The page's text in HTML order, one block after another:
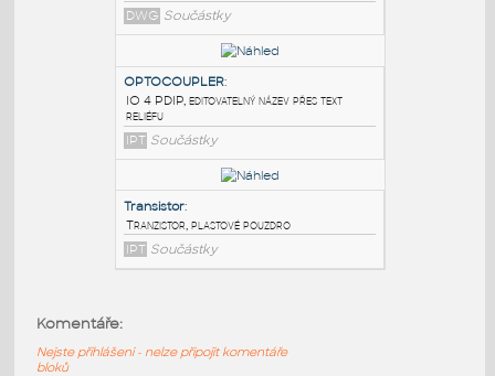
heat sink with transistor 1:
Tranzistor s chladičem
DWG Součástky
heat sink with transistor 2
Tranzistor s chladičem
DWG Součástky
Součástky
Komentáře:
Nejste přihlášeni - nelze připojit komentáře
bloků